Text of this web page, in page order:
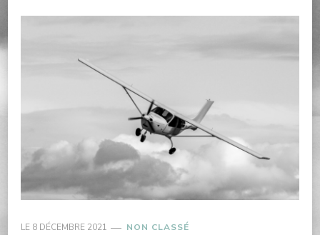
LE 8 DÉCEMBRE 2021 NON CLASSÉ